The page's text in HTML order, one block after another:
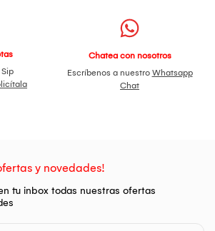
Chatea con nosotros
Escríbenos a nuestro Whatsapp
Chat
y novedades!
tu inbox todas nuestras ofertas